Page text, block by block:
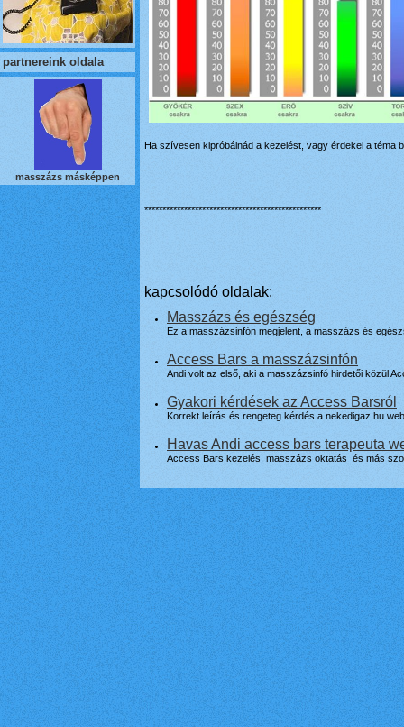
partnereink oldala
masszázs másképpen
Ha szívesen kipróbálnád a kezelést, vagy érdekel a téma
*************************************************
kapcsolódó oldalak:
Masszázs és egészség
Ez a masszázsinfón megjelent, a masszázs és
Access Bars a masszázsinfón
Andi volt az első, aki a masszázsinfó hirdetői közül
Gyakori kérdések az Access Barsról
Korrekt leírás és rengeteg kérdés a nekedigaz.hu
Havas Andi access bars terapeuta
Access Bars kezelés, masszázs oktatás és más